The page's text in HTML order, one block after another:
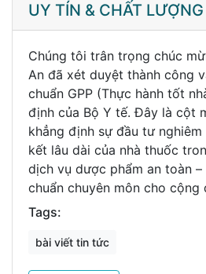
UY TÍN & CHẤT LƯỢNG
Chúng tôi trân trọng chúc
An đã xét duyệt thành công
chuẩn GPP (Thực hành tốt
định của Bộ Y tế. Đây là cột
khẳng định sự đầu tư
kết lâu dài của nhà thuốc
dịch vụ dược phẩm an toàn
chuẩn chuyên môn cho cộng
Tags:
bài viết tin tức